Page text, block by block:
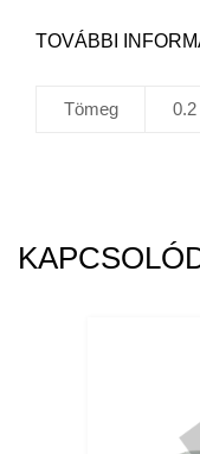
TOVÁBBI
Tömeg